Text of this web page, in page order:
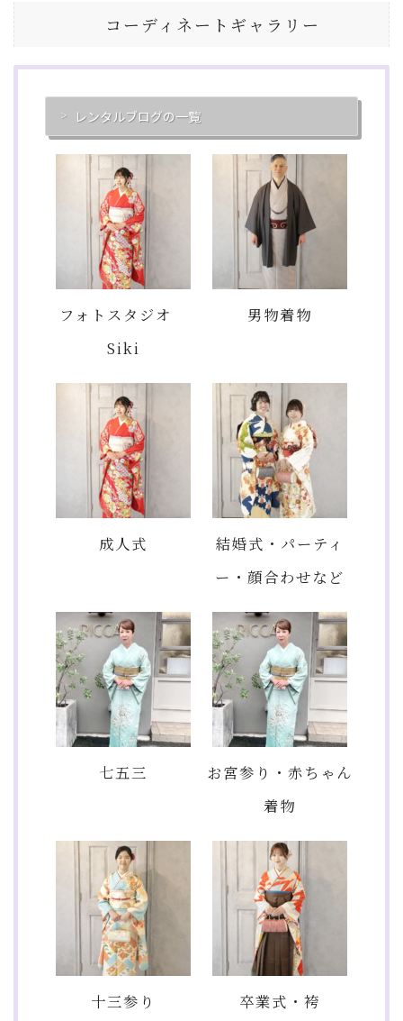
コーディネートギャラリー
レンタルブログの一覧
フォトスタジオ
Siki
男物着物
成人式
結婚式・パーティ
ー・顔合わせなど
七五三
お宮参り・赤ちゃん
着物
十三参り 卒業式・袴